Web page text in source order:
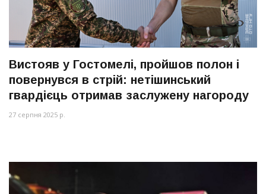
Вистояв у Гостомелі, пройшов полон і
повернувся в стрій: нетішинський
гвардієць отримав заслужену нагороду
27 серпня 2025 р.